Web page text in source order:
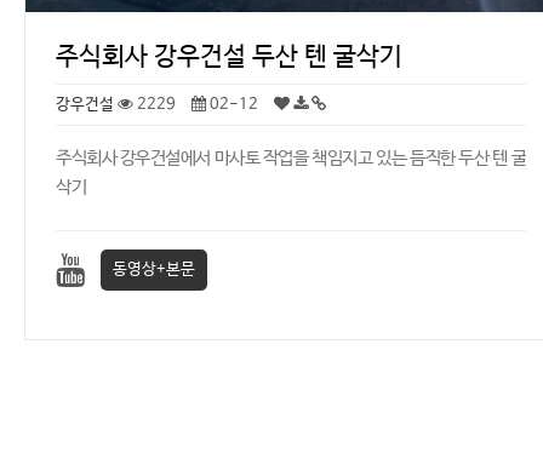
주식회사 강우건설 두산 텐 굴삭기
강우건설 2229 02-12
주식회사 강우건설에서 마사토 작업을 책임지고 있는 듬직한 두산 텐 굴
삭기
동영상+본문